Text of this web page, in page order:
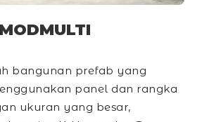
MODMULTI
bangunan prefab yang
panel dan rangka
ukuran yang besar,